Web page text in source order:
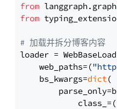
from langgraph.graph
from
# 加载并拆分博客内容
loader =
    web_paths=(
    bs_kwargs=
dict(
            class_=(